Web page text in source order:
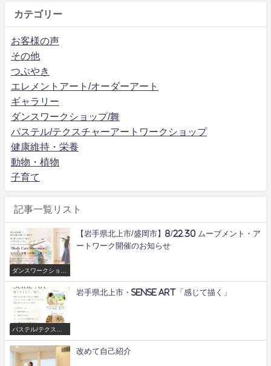
カテゴリー
お客様の声
その他
つぶやき
エレメントアート/オーダーアート
ギャラリー
ダンスワークショップ/舞
パステル/テクスチャーアートワークショップ
健康維持・栄養
動物・植物
子育て
記事一覧リスト
ダンスワークショッ
プ/舞
【岩手県北上市/盛岡市】8/22.30 ムーブメント・ア
ートワーク開催のお知らせ
パステル/テクスチ
ャーアートワークシ
ョップ
岩手県北上市・Sense Art「感じて描く」
改めて自己紹介